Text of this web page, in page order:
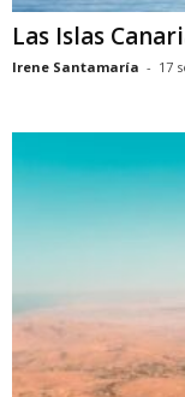
Las Islas
Irene Santamaría - 17